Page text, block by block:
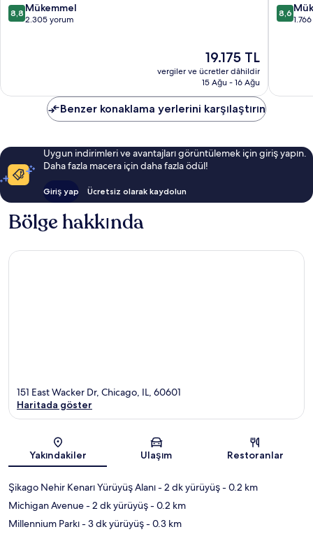
Şehir
Merkezi
10
üzerinden
8,8 Mükemmel
2.305 yorum
Güncel
fiyat:
19.175 TL
19.175 TL
vergiler ve ücretler dâhildir
15 Ağu - 16 Ağu
Merkezi
10
8,6
Benzer konaklama yerlerini karşılaştırın
Uygun indirimleri ve avantajları görüntülemek için giriş yapın.
Daha fazla macera için daha fazla ödül!
Giriş yap Ücretsiz olarak kaydolun
Bölge hakkında
Harita
151 East Wacker Dr, Chicago, IL, 60601
Haritada göster
Yakındakiler Ulaşım Restoranlar
Şikago Nehir Kenarı Yürüyüş Alanı- 2 dk yürüyüş- 0.2 km
Michigan Avenue- 2 dk yürüyüş- 0.2 km
Millennium Parkı- 3 dk yürüyüş- 0.3 km